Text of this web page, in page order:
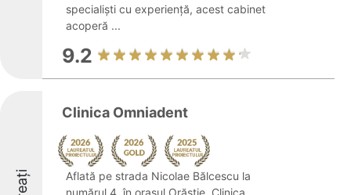
specialiști cu experiență, acest cabinet
acoperă ...
9.2
Clinica Omniadent
Aflată pe strada Nicolae Bălcescu la
numărul 4, în orașul Orăștie, Clinica